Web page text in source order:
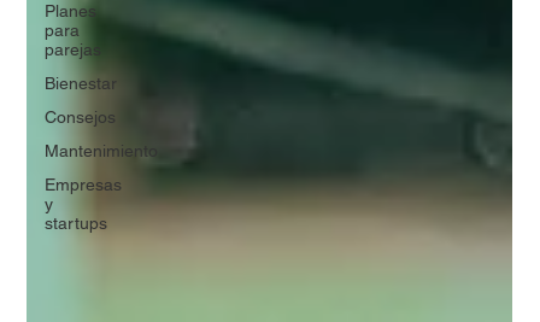
Planes
para
parejas
Bienestar
Consejos
Mantenimiento
Empresas
y
startups